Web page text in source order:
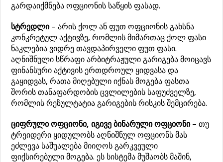
გარდაიქმნება ოფციონის საწყის ფასად.
სტრედლი– არის ქოლ ან ფუთ ოფციონის გახსნა
კონკრეტულ აქტივზე, რომლის მიმართაც ქოლ ფასი
ნაკლებია ვიდრე თავდაპირველი ფუთ ფასი.
აღნიშნული სწრაფი არბიტრაჟული გარიგება მოიცავს
ფინანსური აქტივის ერთდროულ ყიდვასა და
გაყიდვას, რათა მიღებული იქნას მოგება ფასთა
შორის თანაფარდობის ცვლილების საფუძველზე,
რომლის რეზულტატია გარიგების რისკის შემცირება.
ციფრული ოფციონი, იგივე ბინარული ოფციონი– თუ
ტრეიდერი ყიდულობს აღნიშნულ ოფციონს მას
ეძლევა საშუალება მიიღოს გარკვეული
ფიქსირებული მოგება. ეს სისტემა მუშაობს მაშინ,